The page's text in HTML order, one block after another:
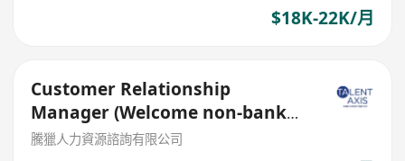
$18K-22K/月
Customer Relationship
Manager (Welcome non-bank
sales person)
騰獵人力資源諮詢有限公司